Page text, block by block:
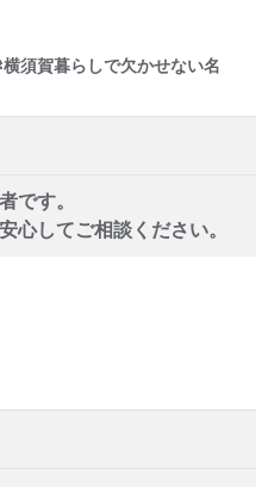
須賀暮らしで欠かせない名
です。
心してご相談ください。